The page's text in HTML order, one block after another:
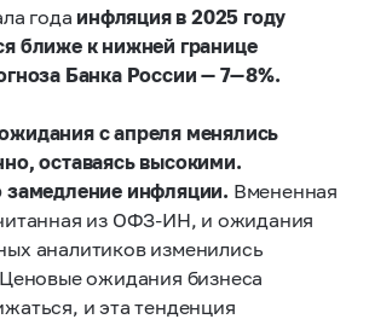
года инфляция в 2025 году
ближе к нижней границе
Банка России — 7 — 8%.
с апреля менялись
оставаясь высокими.
замедление инфляции. Вмененная
из ОФЗ-ИН, и ожидания
аналитиков изменились
ожидания бизнеса
и эта тенденция